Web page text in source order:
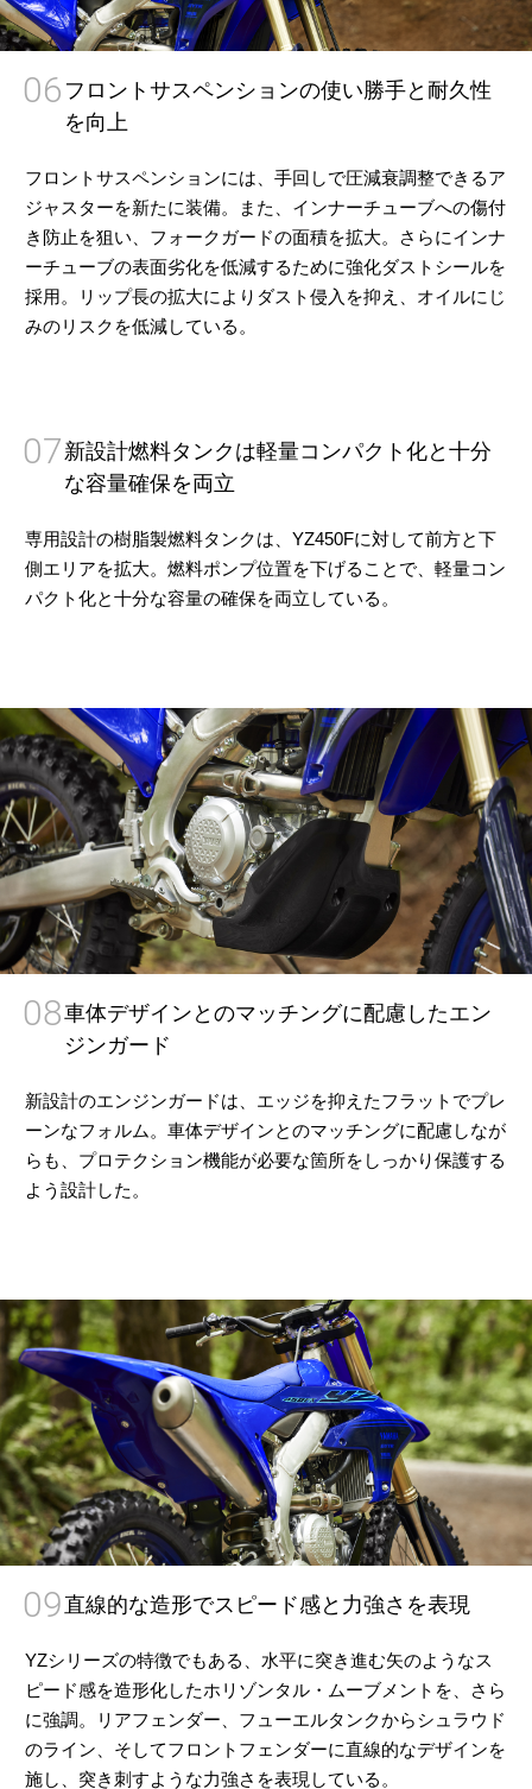
06 フロントサスペンションの使い勝手と耐久性
を向上
フロントサスペンションには、手回しで圧減衰調整できるア
ジャスターを新たに装備。また、インナーチューブへの傷付
き防止を狙い、フォークガードの面積を拡大。さらにインナ
ーチューブの表面劣化を低減するために強化ダストシールを
採用。リップ長の拡大によりダスト侵入を抑え、オイルにじ
みのリスクを低減している。
07 新設計燃料タンクは軽量コンパクト化と十分
な容量確保を両立
専用設計の樹脂製燃料タンクは、YZ450Fに対して前方と下
側エリアを拡大。燃料ポンプ位置を下げることで、軽量コン
パクト化と十分な容量の確保を両立している。
08車体デザインとのマッチングに配慮したエン
ジンガード
新設計のエンジンガードは、エッジを抑えたフラットでプレ
ーンなフォルム。車体デザインとのマッチングに配慮しなが
らも、プロテクション機能が必要な箇所をしっかり保護する
よう設計した。
09 直線的な造形でスピード感と力強さを表現
YZシリーズの特徴でもある、水平に突き進む矢のようなス
ピード感を造形化したホリゾンタル・ムーブメントを、さら
に強調。リアフェンダー、フューエルタンクからシュラウド
のライン、そしてフロントフェンダーに直線的なデザインを
施し、突き刺すような力強さを表現している。